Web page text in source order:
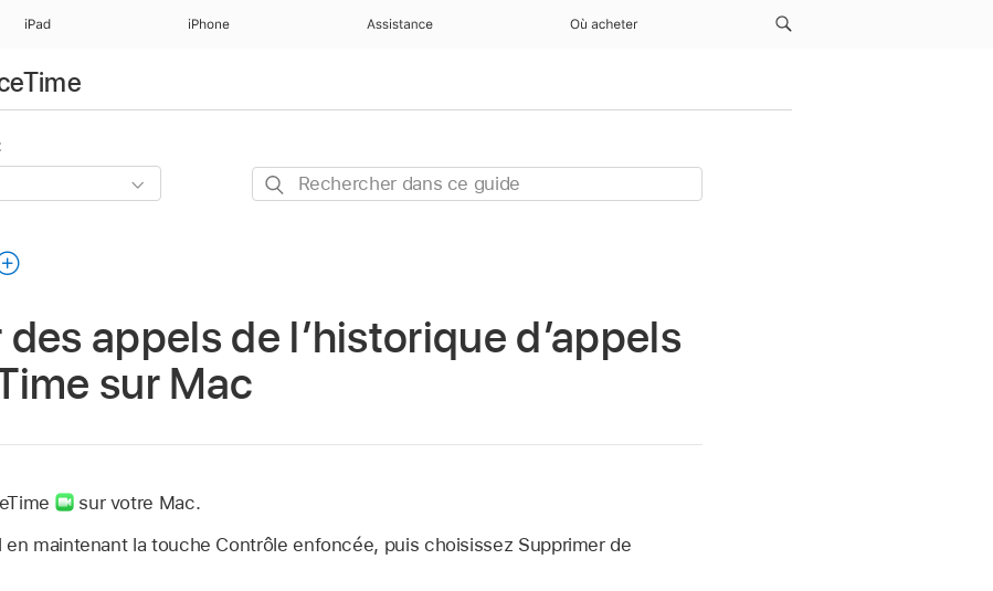
iPad iPhone Assistance Où acheter
Rechercher
appels de l’historique d’appels
sur Mac
sur votre Mac.
en maintenant la touche Contrôle enfoncée, puis choisissez Supprimer de